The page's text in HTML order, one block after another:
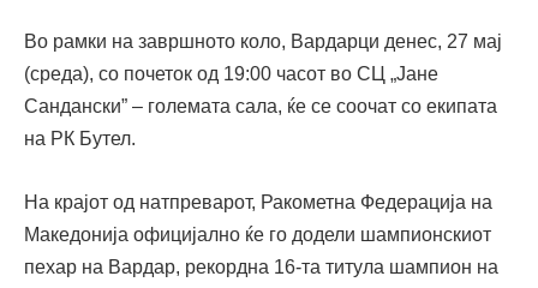
Во рамки на завршното коло, Вардарци денес, 27 мај
(среда), со почеток од 19:00 часот во СЦ „Јане
Сандански” – големата сала, ќе се соочат со екипата
на РК Бутел.
На крајот од натпреварот, Ракометна Федерација на
Македонија официјално ќе го додели шампионскиот
пехар на Вардар, рекордна 16-та титула шампион на